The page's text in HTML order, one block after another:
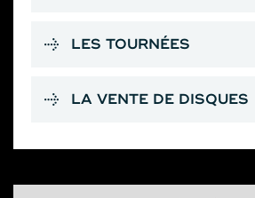
LES TOURNÉES
LA VENTE DE DISQUES